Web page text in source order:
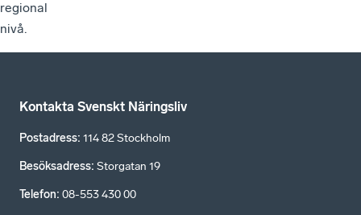
regional
nivå.
Kontakta Svenskt Näringsliv
Postadress: 114 82 Stockholm
Besöksadress: Storgatan 19
Telefon: 08-553 430 00